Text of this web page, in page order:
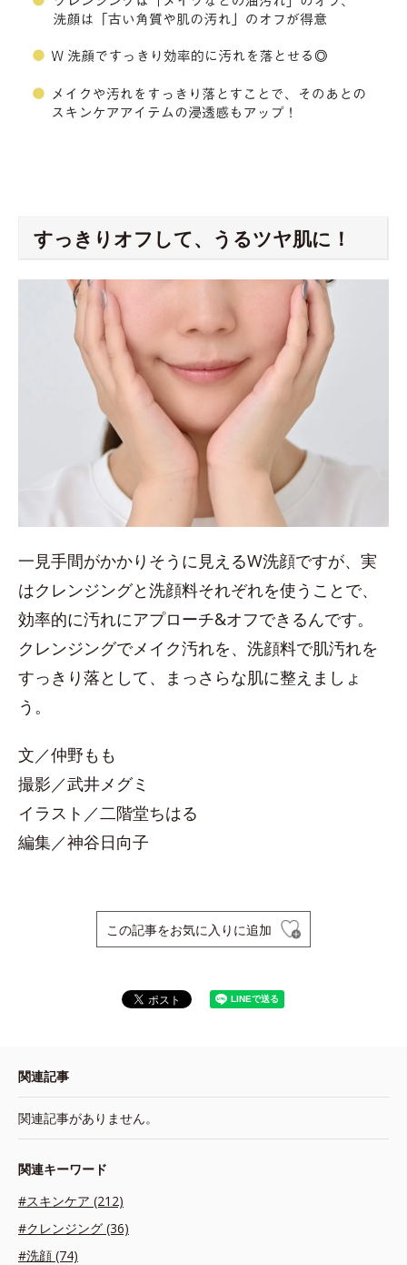
すっきりオフして、うるツヤ肌に！
一見手間がかかりそうに見えるW洗顔ですが、実
はクレンジングと洗顔料それぞれを使うことで、
効率的に汚れにアプローチ&オフできるんです。
クレンジングでメイク汚れを、洗顔料で肌汚れを
すっきり落として、まっさらな肌に整えましょ
う。
文／仲野もも
撮影／武井メグミ
イラスト／二階堂ちはる
編集／神谷日向子
この記事をお気に入りに追加
関連記事
関連記事がありません。
関連キーワード
#スキンケア (212)
#クレンジング (36)
#洗顔 (74)